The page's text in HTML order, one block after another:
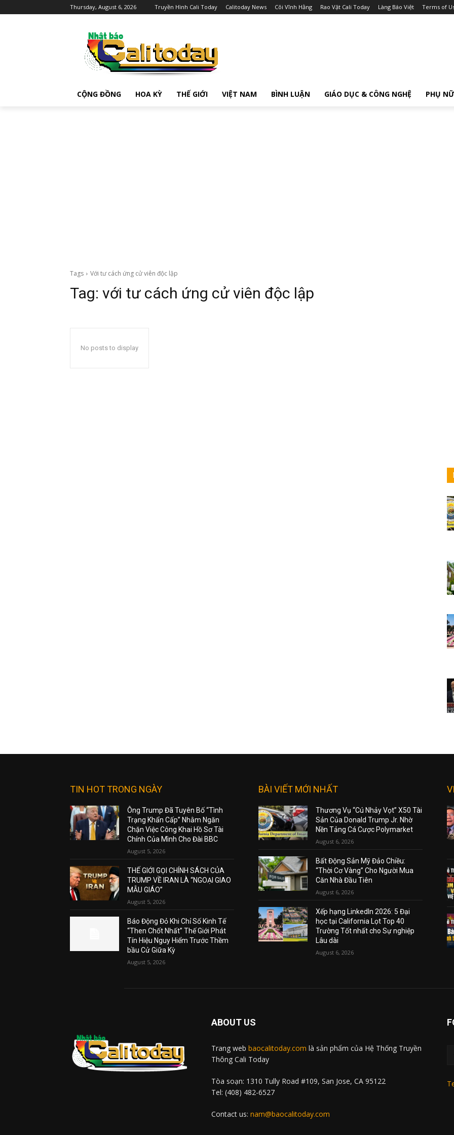
Thursday, August 6, 2026 Truyền Hình Cali Today Calitoday News Cõi Vĩnh Hằng Rao Vặt Cali Today Làng Báo Việt Terms of
CỘNG ĐỒNG HOA KỲ THẾ GIỚI VIỆT NAM BÌNH LUẬN GIÁO DỤC & CÔNG NGHỆ PHỤ NỮ
Tags Với tư cách ứng cử viên độc lập
Tag: với tư cách ứng cử viên độc lập
No posts to display
TIN HOT TRONG NGÀY
Ông Trump Đã Tuyên Bố “Tình
Trạng Khẩn Cấp” Nhằm Ngăn
Chặn Việc Công Khai Hồ Sơ Tài
Chính Của Mình Cho Đài BBC
August 5, 2026
THẾ GIỚI GỌI CHÍNH SÁCH CỦA
TRUMP VỀ IRAN LÀ “NGOẠI GIAO
MẪU GIÁO”
August 5, 2026
Báo Động Đỏ Khi Chỉ Số Kinh Tế
“Then Chốt Nhất” Thế Giới Phát
Tín Hiệu Nguy Hiểm Trước Thềm
bầu Cử Giữa Kỳ
August 5, 2026
BÀI VIẾT MỚI NHẤT
Thương Vụ “Cú Nhảy Vọt” X50 Tài
Sản Của Donald Trump Jr. Nhờ
Nền Tảng Cá Cược Polymarket
August 6, 2026
Bất Động Sản Mỹ Đảo Chiều:
“Thời Cơ Vàng” Cho Người Mua
Căn Nhà Đầu Tiên
August 6, 2026
Xếp hạng LinkedIn 2026: 5 Đại
học tại California Lọt Top 40
Trường Tốt nhất cho Sự nghiệp
Lâu dài
August 6, 2026
ABOUT US
Trang web baocalitoday.com là sản phẩm của Hệ Thống Truyền
Thông Cali Today
Tòa soạn: 1310 Tully Road #109, San Jose, CA 95122
Tel: (408) 482-6527
Contact us: nam@baocalitoday.com